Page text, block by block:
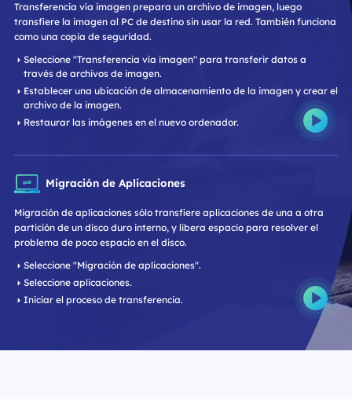
Transferencia vía imagen prepara un archivo de imagen, luego
transfiere la imagen al PC de destino sin usar la red. También funciona
como una copia de seguridad.
Seleccione "Transferencia vía imagen" para transferir datos a
través de archivos de imagen.
Establecer una ubicación de almacenamiento de la imagen y crear el
archivo de la imagen.
Restaurar las imágenes en el nuevo ordenador.
Migración de Aplicaciones
Migración de aplicaciones sólo transfiere aplicaciones de una a otra
partición de un disco duro interno, y libera espacio para resolver el
problema de poco espacio en el disco.
Seleccione "Migración de aplicaciones".
Seleccione aplicaciones.
Iniciar el proceso de transferencia.